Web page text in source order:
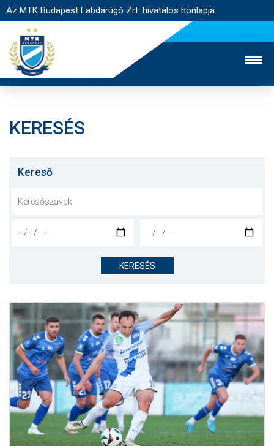
Az MTK Budapest Labdarúgó Zrt. hivatalos honlapja
JEGYÉRTÉKESÍTÉS
NYITÓLAP
CSAPATOK
KLUB
GALÉRIA
SZURKOLÓI ÉLMÉNYEK
AKKREDITÁCIÓ
KERESÉS
Kereső
KERESÉS